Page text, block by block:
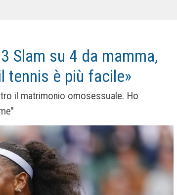
Slam su 4 da mamma,
tennis è più facile»
il matrimonio omosessuale. Ho